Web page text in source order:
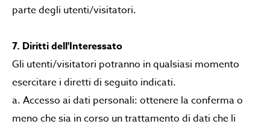
parte degli utenti/visitatori.
7. Diritti dell'Interessato
Gli utenti/visitatori potranno in qualsiasi momento
esercitare i diretti di seguito indicati.
a. Accesso ai dati personali: ottenere la conferma o
meno che sia in corso un trattamento di dati che li